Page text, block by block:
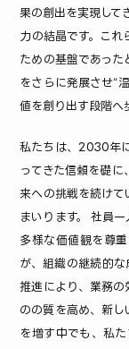
果の創出を実現して
力の結晶です。これ
ための基盤であった
をさらに発展させ“
値を創り出す段階へ
私たちは、2030年
ってきた信頼を礎
来への挑戦を続けて
まいります。 社員
多様な価値観を尊
が、組織の継続的
推進により、業務の
のの質を高め、新し
を増す中でも、私